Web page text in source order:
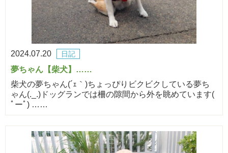
2024.07.20 日記
夢ちゃん【柴犬】……
柴犬の夢ちゃん(´ｪ｀)ちょっぴりビクビクしている夢ち
ゃん(._.)ドッグランでは柵の隙間から外を眺めています(
ﾟーﾟ) ……